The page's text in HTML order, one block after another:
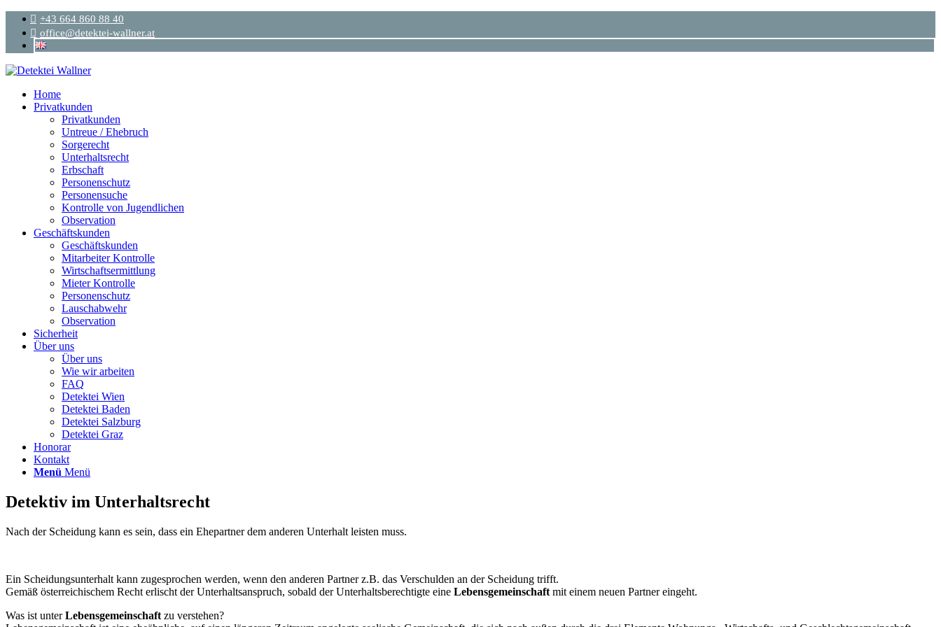
+43 664 860 88 40
office@detektei-wallner.at
Home
Privatkunden
Privatkunden
Untreue / Ehebruch
Sorgerecht
Unterhaltsrecht
Erbschaft
Personenschutz
Personensuche
Kontrolle von Jugendlichen
Observation
Geschäftskunden
Geschäftskunden
Mitarbeiter Kontrolle
Wirtschaftsermittlung
Mieter Kontrolle
Personenschutz
Lauschabwehr
Observation
Sicherheit
Über uns
Über uns
Wie wir arbeiten
FAQ
Detektei Wien
Detektei Baden
Detektei Salzburg
Detektei Graz
Honorar
Kontakt
Menü Menü
Detektiv im Unterhaltsrecht
Nach der Scheidung kann es sein, dass ein Ehepartner dem anderen Unterhalt leisten muss.
Ein Scheidungsunterhalt kann zugesprochen werden, wenn den anderen Partner z.B. das Verschulden an der Scheidung trifft.
Gemäß österreichischem Recht erlischt der Unterhaltsanspruch, sobald der Unterhaltsberechtigte eine Lebensgemeinschaft mit einem neuen Partner eingeht.
Was ist unterLebensgemeinschaft zu verstehen?